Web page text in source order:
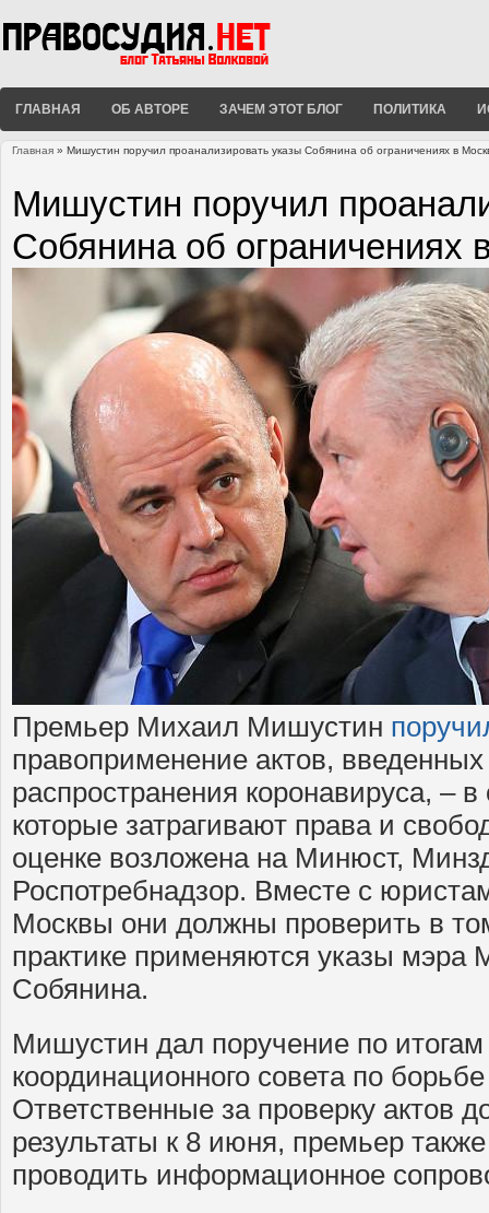
ГЛАВНАЯ ОБ АВТОРЕ ЗАЧЕМ ЭТОТ БЛОГ ПОЛИТИКА
Главная » Мишустин поручил проанализировать указы Собянина об ограничениях в
Мишустин поручил
Собянина об ограничениях
Премьер Михаил Мишустин
правоприменение актов,
распространения коронавируса, – в
которые затрагивают права и
оценке возложена на Минюст,
Роспотребнадзор. Вместе с
Москвы они должны проверить в
практике применяются указы мэра
Собянина.
Мишустин дал поручение по
координационного совета по
Ответственные за проверку актов
результаты к 8 июня, премьер
проводить информационное